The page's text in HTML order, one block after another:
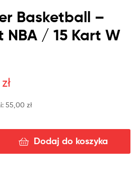
Basketball –
NBA / 15 Kart W
zł
55,00 zł
Dodaj do koszyka